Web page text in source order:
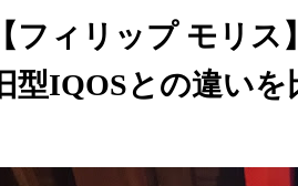
【フィリップ モリ
旧型IQOSとの違い